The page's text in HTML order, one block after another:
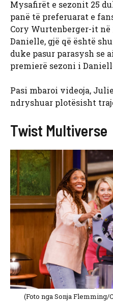
Mysafirët e sezonit 25
panë të preferuarat e
Cory Wurtenberger-it
Danielle, gjë që është
duke pasur parasysh se
premierë sezoni i
Pasi mbaroi videoja,
ndryshuar plotësisht
Twist Multiverse
(Foto nga Sonja Flemming/